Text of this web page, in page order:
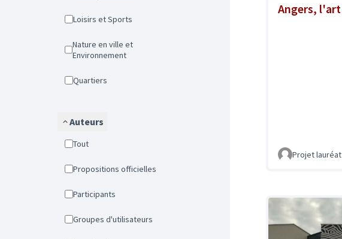
Loisirs et Sports
Nature en ville et
Environnement
Quartiers
Auteurs
Tout
Propositions officielles
Participants
Groupes d'utilisateurs
Angers,
Projet lauréat